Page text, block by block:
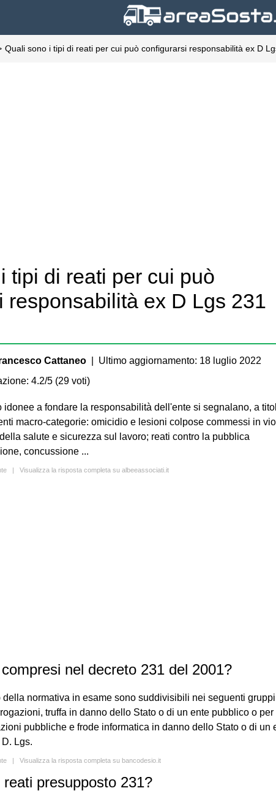
Quali sono i tipi di reati per cui può configurarsi responsabilità ex D
tipi di reati per cui può
responsabilità ex D Lgs 231
Cattaneo | Ultimo aggiornamento: 18 luglio 2022
4.2/5 (29 voti)
idonee a fondare la responsabilità dell'ente si segnalano, a
macro-categorie: omicidio e lesioni colpose commessi in
salute e sicurezza sul lavoro; reati contro la pubblica
concussione ...
| Visualizza la risposta completa su albeeassociati.it
nel decreto 231 del 2001?
della normativa in esame sono suddivisibili nei seguenti
truffa in danno dello Stato o di un ente pubblico o per
pubbliche e frode informatica in danno dello Stato o di un
Lgs.
| Visualizza la risposta completa su bancodesio.it
presupposto 231?